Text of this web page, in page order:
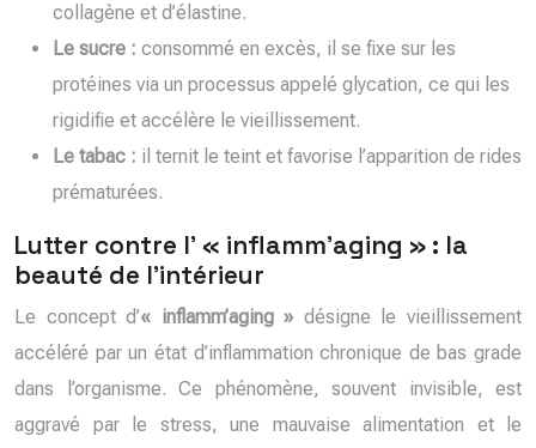
collagène et d’élastine.
Le sucre : consommé en excès, il se fixe sur les
protéines via un processus appelé glycation, ce qui les
rigidifie et accélère le vieillissement.
Le tabac : il ternit le teint et favorise l’apparition de rides
prématurées.
Lutter contre l’ « inflamm’aging » : la
beauté de l’intérieur
Le concept d’« inflamm’aging » désigne le vieillissement
accéléré par un état d’inflammation chronique de bas grade
dans l’organisme. Ce phénomène, souvent invisible, est
aggravé par le stress, une mauvaise alimentation et le